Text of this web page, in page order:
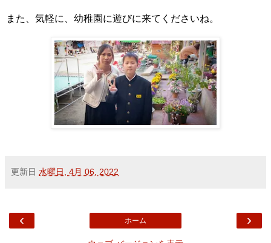
また、気軽に、幼稚園に遊びに来てくださいね。
更新日 水曜日, 4月 06, 2022
‹ ›
ホーム